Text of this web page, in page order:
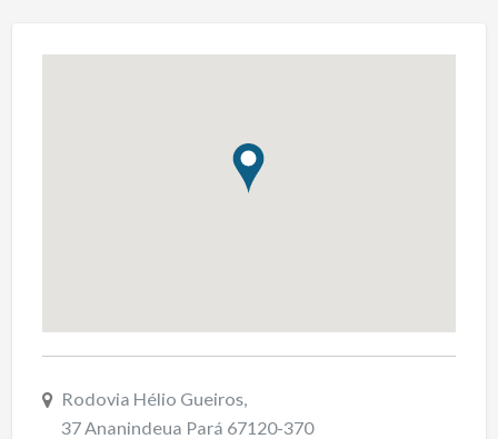
Rodovia Hélio Gueiros,
37 Ananindeua Pará 67120-370